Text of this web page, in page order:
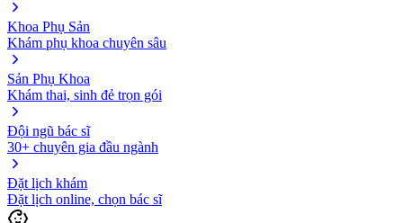
Khoa Phụ Sản
Khám phụ khoa chuyên sâu
Sản Phụ Khoa
Khám thai, sinh đẻ trọn gói
Đội ngũ bác sĩ
30+ chuyên gia đầu ngành
Đặt lịch khám
Đặt lịch online, chọn bác sĩ